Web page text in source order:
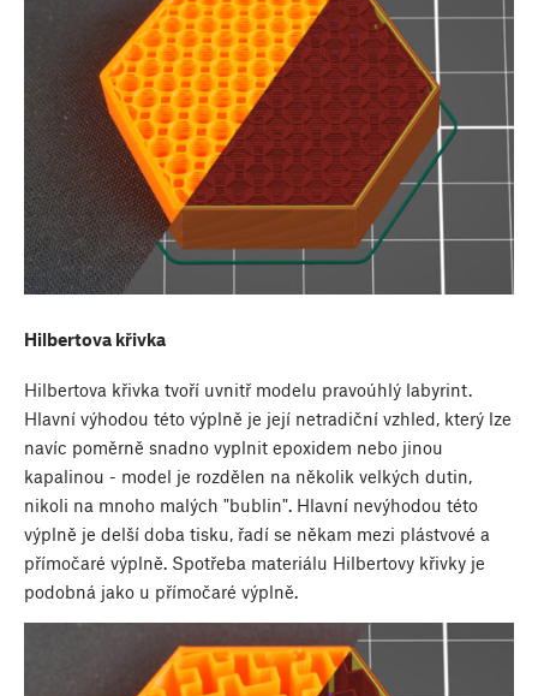
Hilbertova křivka
Hilbertova křivka tvoří uvnitř modelu pravoúhlý labyrint.
Hlavní výhodou této výplně je její netradiční vzhled, který lze
navíc poměrně snadno vyplnit epoxidem nebo jinou
kapalinou - model je rozdělen na několik velkých dutin,
nikoli na mnoho malých "bublin". Hlavní nevýhodou této
výplně je delší doba tisku, řadí se někam mezi plástvové a
přímočaré výplně. Spotřeba materiálu Hilbertovy křivky je
podobná jako u přímočaré výplně.